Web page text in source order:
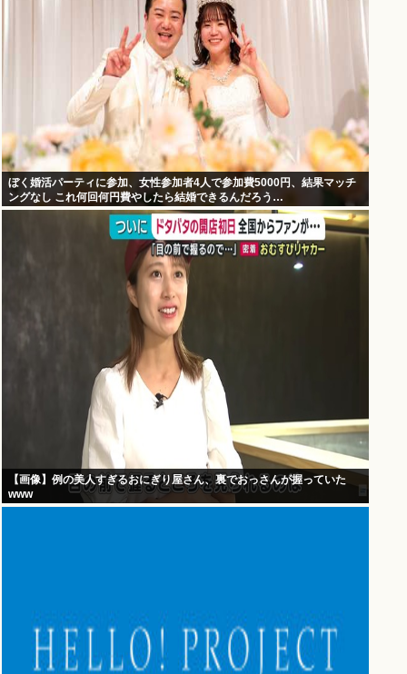
ぼく婚活パーティに参加、女性参加者4人で参加費5000円、結果マッチ
ングなし これ何回何円費やしたら結婚できるんだろう…
【画像】例の美人すぎるおにぎり屋さん、裏でおっさんが握っていた
www